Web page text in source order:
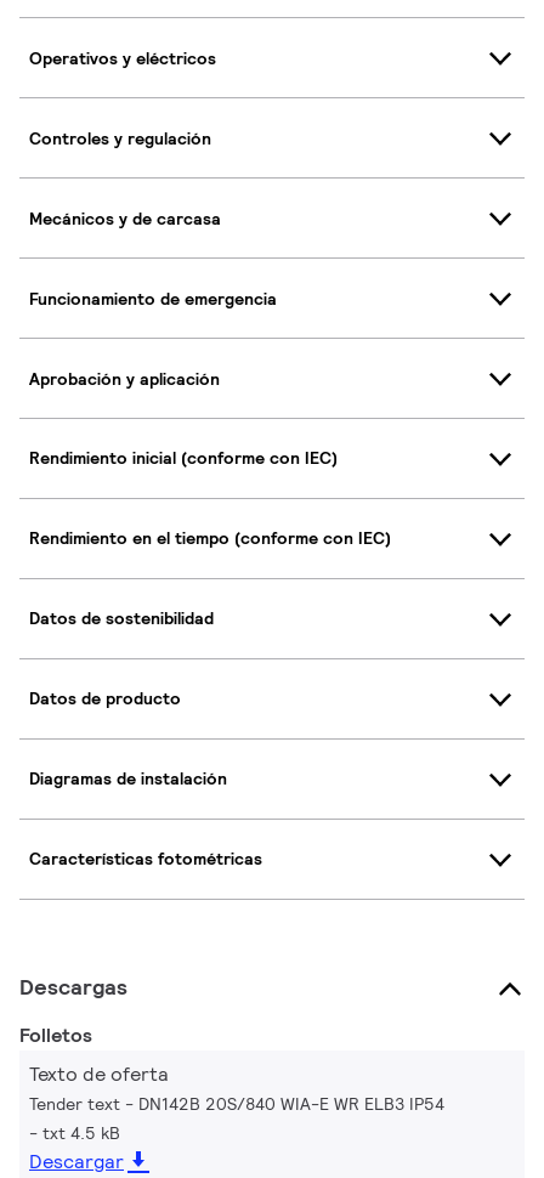
Operativos y eléctricos
Controles y regulación
Mecánicos y de carcasa
Funcionamiento de emergencia
Aprobación y aplicación
Rendimiento inicial (conforme con IEC)
Rendimiento en el tiempo (conforme con IEC)
Datos de sostenibilidad
Datos de producto
Diagramas de instalación
Características fotométricas
Descargas
Folletos
Texto de oferta
Tender text - DN142B 20S/840 WIA-E WR ELB3 IP54
txt 4.5 kB
Descargar